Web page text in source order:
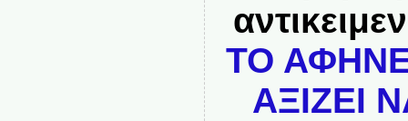
ΤΟ
ΑΞΙΖΕΙ